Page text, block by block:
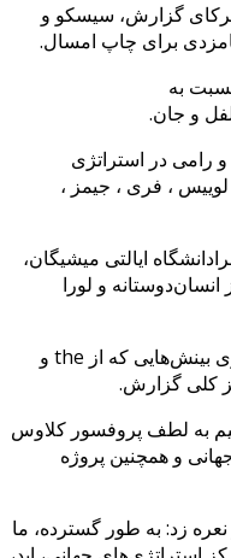
گزارش، سیسکو و
برای چاپ امسال.
به
و جان.
در استراتژی
، فری ، جیمز ،
ایالتی میشیگان،
و لورا
مشارکت‌های منحصر به فرد آن‌هابر روی بینش‌هایی که از the و
گزارش.
به لطف پروفسور کلاوس
و همچنین پروژه
زد: به طور گسترده، ما